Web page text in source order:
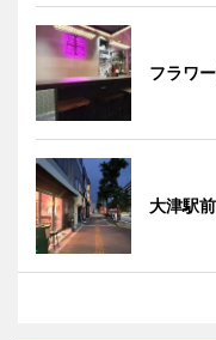
フラワ
大津駅